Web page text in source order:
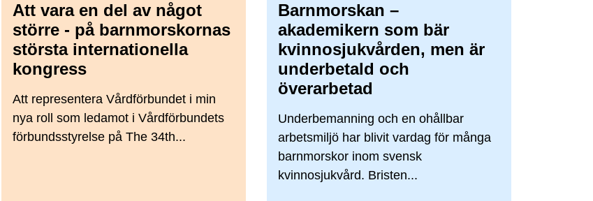
Att vara en del av något
större - på barnmorskornas
största internationella
kongress
Att representera Vårdförbundet i min
nya roll som ledamot i Vårdförbundets
förbundsstyrelse på The 34th...
Barnmorskan –
akademikern som bär
kvinnosjukvården, men är
underbetald och
överarbetad
Underbemanning och en ohållbar
arbetsmiljö har blivit vardag för många
barnmorskor inom svensk
kvinnosjukvård. Bristen...